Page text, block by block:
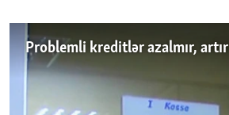
Problemli kreditlər azalmır, artır